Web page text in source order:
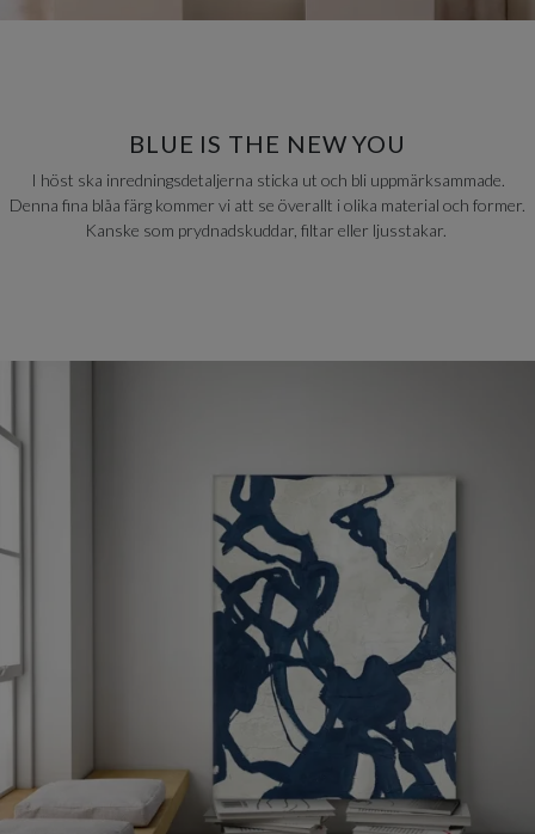
BLUE IS THE NEW YOU
I höst ska inredningsdetaljerna sticka ut och bli uppmärksammade.
Denna fina blåa färg kommer vi att se överallt i olika material och former.
Kanske som prydnadskuddar, filtar eller ljusstakar.